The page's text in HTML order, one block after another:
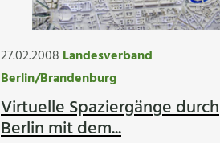
27.02.2008 Landesverband
Berlin/Brandenburg
Virtuelle Spaziergänge durch
Berlin mit dem...